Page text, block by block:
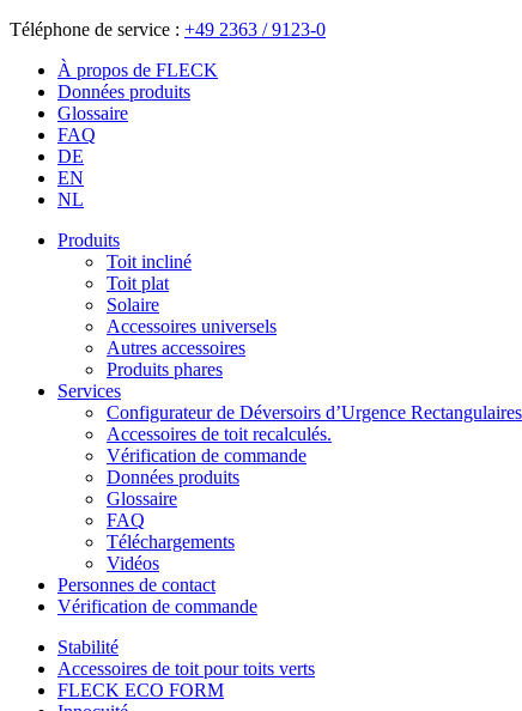
Téléphone de service : +49 2363 / 9123-0
À propos de FLECK
Données produits
Glossaire
FAQ
DE
EN
NL
Produits
Toit incliné
Toit plat
Solaire
Accessoires universels
Autres accessoires
Produits phares
Services
Configurateur de Déversoirs d’Urgence
Accessoires de toit recalculés.
Vérification de commande
Données produits
Glossaire
FAQ
Téléchargements
Vidéos
Personnes de contact
Vérification de commande
Stabilité
Accessoires de toit pour toits verts
FLECK ECO FORM